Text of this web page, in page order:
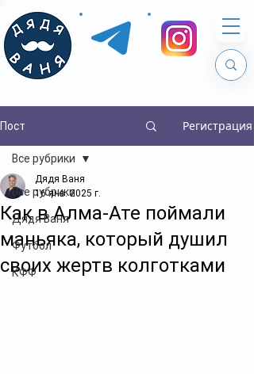
Пост Регистрация
Все рубрики
Дядя Ваня
Футбол
КФФ
Все рубрики
Как в Алма-Ате поймали
маньяка, который душил
своих жертв колготками
Дядя Ваня
16 янв. 2025 г.